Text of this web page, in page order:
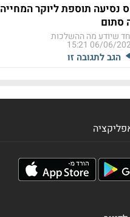
נסיעה תוספת ליוקר המחייה
סתום
שיודע מה ההשלכות
06/06/2023
הגב לתגובה זו